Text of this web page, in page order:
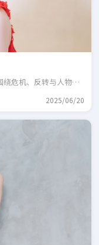
危机、反转与人物成
2025/06/20